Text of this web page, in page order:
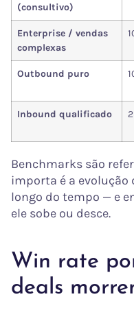
(consultivo)
Enterprise / vendas
complexas
Outbound puro
Inbound qualificado
Benchmarks são
importa é a evolução
longo do tempo — e
ele sobe ou desce.
Win rate
deals